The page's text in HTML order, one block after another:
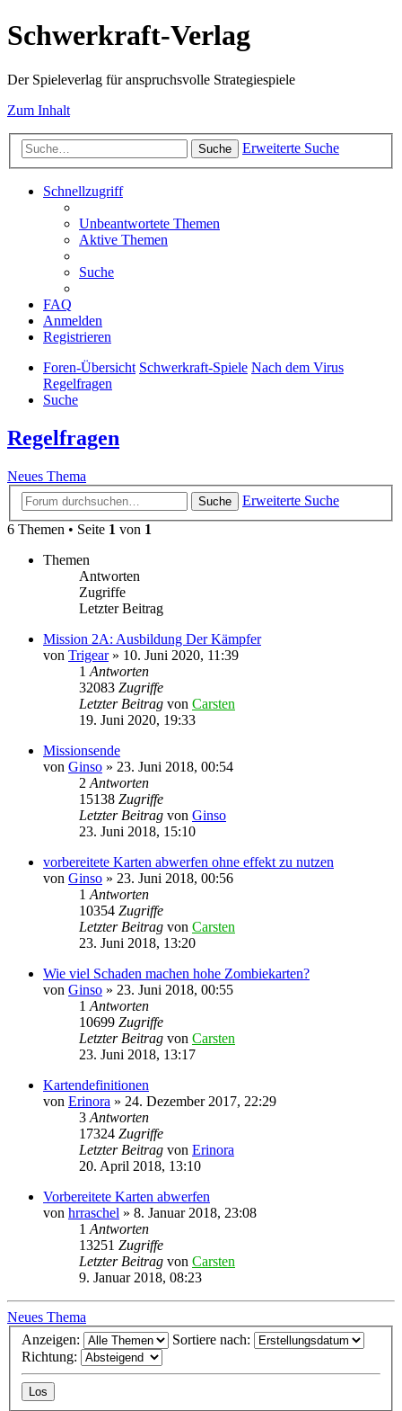
Schwerkraft-Verlag
Der Spieleverlag für anspruchsvolle Strategiespiele
Zum Inhalt
Suche Erweiterte Suche
Schnellzugriff
Unbeantwortete Themen
Aktive Themen
Suche
FAQ
Anmelden
Registrieren
Foren-Übersicht Schwerkraft-Spiele Nach dem Virus
Regelfragen
Suche
Regelfragen
Neues Thema
Suche
Erweiterte Suche
6 Themen • Seite 1 von 1
Themen
Antworten
Zugriffe
Letzter Beitrag
Mission 2A: Ausbildung Der Kämpfer
von Trigear» 10. Juni 2020, 11:39
1 Antworten
32083 Zugriffe
Letzter Beitrag von Carsten
19. Juni 2020, 19:33
Missionsende
von Ginso » 23. Juni 2018, 00:54
2 Antworten
15138 Zugriffe
Letzter Beitrag von Ginso
23. Juni 2018, 15:10
vorbereitete Karten abwerfen ohne effekt zu nutzen
von Ginso » 23. Juni 2018, 00:56
1 Antworten
10354 Zugriffe
Letzter Beitrag von Carsten
23. Juni 2018, 13:20
Wie viel Schaden machen hohe Zombiekarten?
von Ginso » 23. Juni 2018, 00:55
1 Antworten
10699 Zugriffe
Letzter Beitrag von Carsten
23. Juni 2018, 13:17
Kartendefinitionen
von Erinora » 24. Dezember 2017, 22:29
3 Antworten
17324 Zugriffe
Letzter Beitrag von Erinora
20. April 2018, 13:10
Vorbereitete Karten abwerfen
von hrraschel » 8. Januar 2018, 23:08
1 Antworten
13251 Zugriffe
Letzter Beitrag von Carsten
9. Januar 2018, 08:23
Neues Thema
Anzeigen:
Sortiere nach:
Richtung: